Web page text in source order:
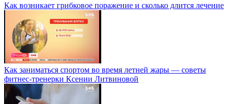
Как возникает грибковое поражение и сколько длится лечение
Как заниматься спортом во время летней жары — советы
фитнес-тренерки Ксении Литвиновой